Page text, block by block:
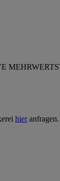
hieranfragen.